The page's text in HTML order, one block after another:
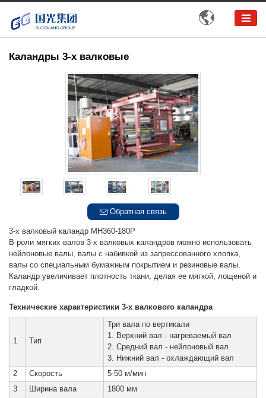

Каландры 3-х валковые
Обратная связь
3-х валковый каландр MH360-180P
В роли мягких валов 3-х валковых каландров можно использовать
нейлоновые валы, валы с набивкой из запрессованного хлопка,
валы со специальным бумажным покрытием и резиновые валы.
Каландр увеличивает плотность ткани, делая ее мягкой, лощеной и
гладкой.
Технические характеристики 3-х валкового каландра
1 Тип
Три вала по вертикали
1. Верхний вал - нагреваемый вал
2. Средний вал - нейлоновый вал
3. Нижний вал - охлаждающий вал
2
Скорость
5-50 м/мин
3
Ширина вала
1800 мм